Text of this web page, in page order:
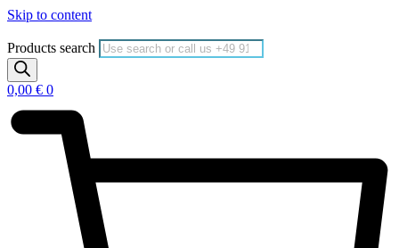
Skip to content
Products search
0,00 € 0